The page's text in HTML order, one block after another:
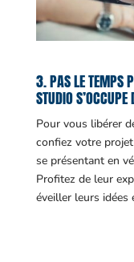
3. PAS LE TEMPS
STUDIO S’OCCUPE
Pour vous libérer
confiez votre
se présentant en
Profitez de leur
éveiller leurs